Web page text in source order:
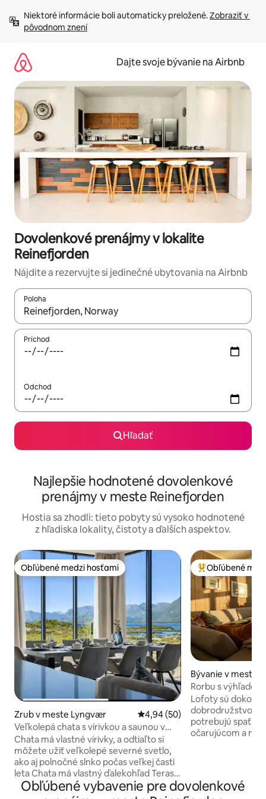
obsah.
Niektoré informácie boli automaticky preložené. Zobraziť v
pôvodnom znení
Dajte svoje bývanie na Airbnb
Dovolenkové prenájmy v lokalite
Reinefjorden
Nájdite a rezervujte si jedinečné ubytovania na Airbnb
Poloha
Keď budú výsledky k dispozícii, môžete si ich prechádzať
Príchod
Odchod
Hľadať
Najlepšie hodnotené dovolenkové
prenájmy v meste Reinefjorden
Hostia sa zhodli: tieto pobyty sú vysoko hodnotené
z hľadiska lokality, čistoty a ďalších aspektov.
Obľúbené medzi hosťami
Obľúbené medzi hosťami
Zrub v meste Lyngvær Priemerné ohodnotenie 4,94
4,94 (50)
Veľkolepá chata s vírivkou a saunou v
Lofotách
Chata má vlastné vírivky, a odtiaľto si
môžete užiť veľkolepé severné svetlo,
ako aj polnočné slnko počas veľkej časti
leta Chata má vlastný ďalekohľad Terasa
je orientovaná na západ, slnečná a
chránená pred severným vetrom Chata
Najobľúbenejšie
Obľúbené
Bývanie v meste
Rorbu s
dobrodruhov
Lofoty sú
dobrodružstvo,
potrebujú spať!
očarujúcom a
miesto, kde si
fotografovať
Obľúbené vybavenie pre dovolenkové